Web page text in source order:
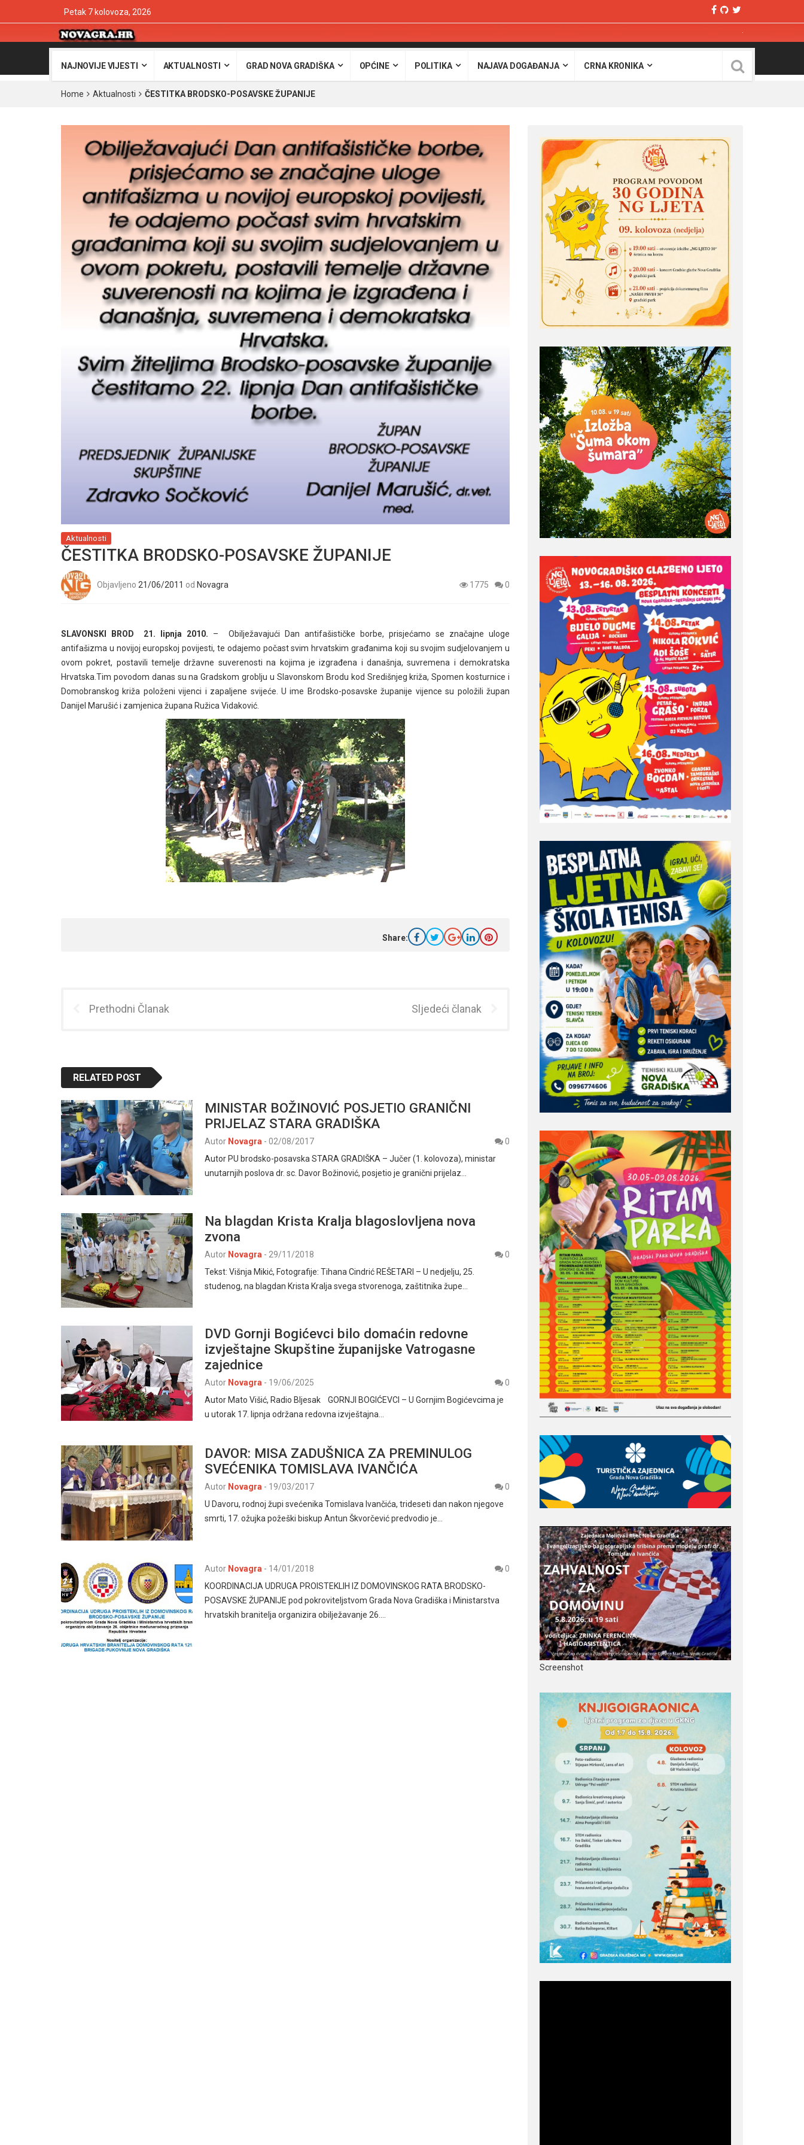
Petak 7 kolovoza, 2026
NAJNOVIJE VIJESTI AKTUALNOSTI GRAD NOVA GRADIŠKA OPĆINE POLITIKA NAJAVA DOGAĐANJA CRNA KRONIKA
Home Aktualnosti ČESTITKA BRODSKO-POSAVSKE ŽUPANIJE
Aktualnosti
ČESTITKA BRODSKO-POSAVSKE ŽUPANIJE
Objavljeno 21/06/2011 od Novagra 1775 0
SLAVONSKI BROD 21. lipnja 2010. – Obilježavajući Dan antifašističke borbe, prisjećamo se značajne uloge
antifašizma u novijoj europskoj povijesti, te odajemo počast svim hrvatskim građanima koji su svojim sudjelovanjem u
ovom pokret, postavili temelje državne suverenosti na kojima je izgrađena i današnja, suvremena i demokratska
Hrvatska.Tim povodom danas su na Gradskom groblju u Slavonskom Brodu kod Središnjeg križa, Spomen kosturnice i
Domobranskog križa položeni vijenci i zapaljene svijeće. U ime Brodsko-posavske županije vijence su položili župan
Danijel Marušić i zamjenica župana Ružica Vidaković.
Share:
Prethodni Članak Sljedeći članak
RELATED POST
MINISTAR BOŽINOVIĆ POSJETIO GRANIČNI
PRIJELAZ STARA GRADIŠKA
Autor Novagra - 02/08/2017
0
Autor PU brodsko-posavska STARA GRADIŠKA – Jučer (1. kolovoza), ministar
unutarnjih poslova dr. sc. Davor Božinović, posjetio je granični prijelaz…
Na blagdan Krista Kralja blagoslovljena nova
zvona
Autor Novagra - 29/11/2018
0
Tekst: Višnja Mikić, Fotografije: Tihana Cindrić REŠETARI – U nedjelju, 25.
studenog, na blagdan Krista Kralja svega stvorenoga, zaštitnika župe…
DVD Gornji Bogićevci bilo domaćin redovne
izvještajne Skupštine županijske Vatrogasne
zajednice
Autor Novagra - 19/06/2025
0
Autor Mato Višić, Radio Bljesak GORNJI BOGIĆEVCI – U Gornjim Bogićevcima je
u utorak 17. lipnja održana redovna izvještajna…
DAVOR: MISA ZADUŠNICA ZA PREMINULOG
SVEĆENIKA TOMISLAVA IVANČIĆA
Autor Novagra - 19/03/2017
0
U Davoru, rodnoj župi svećenika Tomislava Ivančića, trideseti dan nakon njegove
smrti, 17. ožujka požeški biskup Antun Škvorčević predvodio je…
Autor Novagra - 14/01/2018
0
KOORDINACIJA UDRUGA PROISTEKLIH IZ DOMOVINSKOG RATA BRODSKO-
POSAVSKE ŽUPANIJE pod pokroviteljstvom Grada Nova Gradiška i Ministarstva
hrvatskih branitelja organizira obilježavanje 26.…
Screenshot